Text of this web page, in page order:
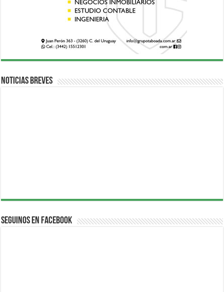
Noticias breves
Seguinos en Facebook